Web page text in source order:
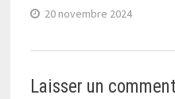
20 novembre 2024
Laisser un